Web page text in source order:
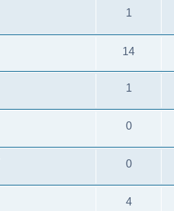
1
14
1
0
0
4